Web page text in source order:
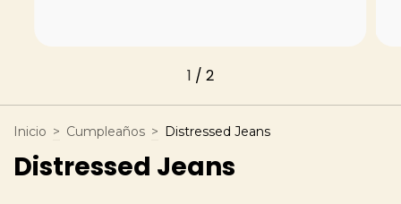
1 / 2
Inicio > Cumpleaños > Distressed Jeans
Distressed Jeans